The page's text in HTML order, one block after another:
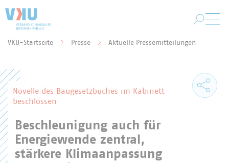
VKU-Startseite Presse Aktuelle Pressemitteilungen
Novelle des Baugesetzbuches im Kabinett
beschlossen
Beschleunigung auch für
Energiewende zentral,
stärkere Klimaanpassung